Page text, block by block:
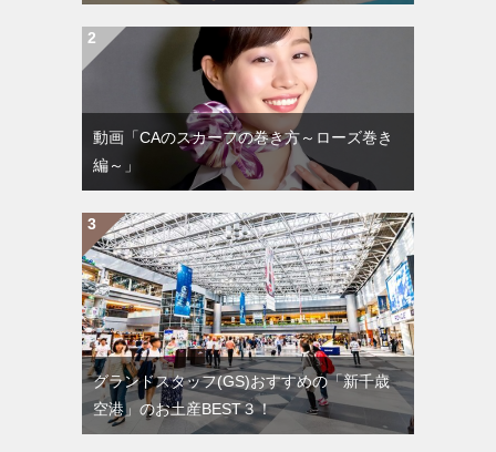
動画「CAのスカーフの巻き方～ローズ巻き
編～」
グランドスタッフ(GS)おすすめの「新千歳
空港」のお土産BEST３！